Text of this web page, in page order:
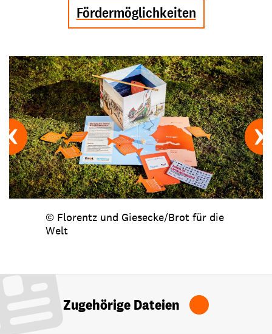
Fördermöglichkeiten
© Florentz und Giesecke/Brot für die
Welt
Zugehörige Dateien